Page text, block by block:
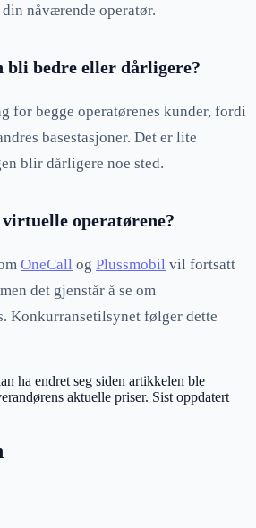
nåværende operatør.
bli bedre eller dårligere?
for begge operatørenes kunder, fordi
basestasjoner. Det er lite
blir dårligere noe sted.
operatørene?
OneCall og Plussmobil vil fortsatt
det gjenstår å se om
Konkurransetilsynet følger dette
ha endret seg siden artikkelen ble
aktuelle priser. Sist oppdatert